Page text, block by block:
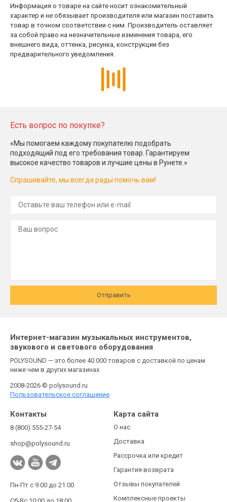
Информация о товаре на сайте носит ознакомительный
характер и не обязывает производителя или магазин поставить
товар в точном соответствии с ним. Производитель оставляет
за собой право на незначительные изменения товара, его
внешнего вида, оттенка, рисунка, конструкции без
предварительного уведомления.
Есть вопрос по покупке?
«Мы помогаем каждому покупателю подобрать
подходящий под его требования товар. Гарантируем
высокое качество товаров и лучшие цены в Рунете.»
Спрашивайте, мы всегда рады помочь вам!
Отправить
Интернет-магазин музыкальных инструментов,
звукового и светового оборудования
POLYSOUND — это более 40 000 товаров с доставкой по ценам
ниже чем в других магазинах
2008-2026 © polysound.ru
Пользовательское соглашение
Контакты
8 (800) 555-27-54
shop@polysound.ru
Пн-Пт с 9:00 до 21:00
Карта сайта
О нас
Доставка
Рассрочка или кредит
Гарантия возврата
Отзывы покупателей
Комплексные проекты